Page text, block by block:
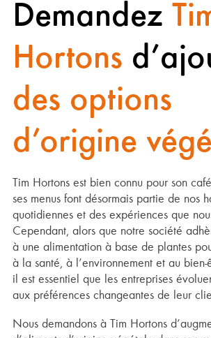
Demandez
Hortons
des options
d’origine
Tim Hortons est bien connu pour son
ses menus font désormais partie de nos
quotidiennes et des expériences que
Cependant, alors que notre société
à une alimentation à base de plantes
à la santé, à l’environnement et au bien-
il est essentiel que les entreprises
aux préférences changeantes de leur
Nous demandons à Tim Hortons